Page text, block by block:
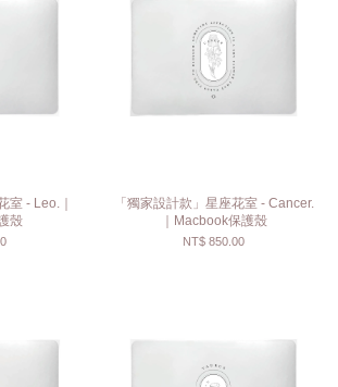
室 - Leo.｜
殼
「獨家設計款」星座花室 - Cancer.
｜Macbook保護殼
NT$ 850.00